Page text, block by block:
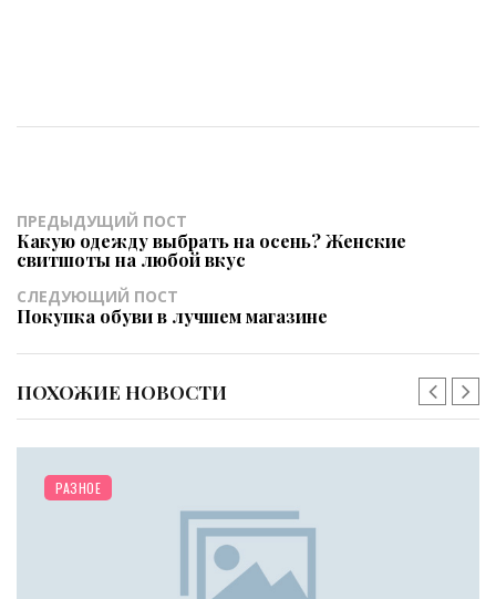
ПРЕДЫДУЩИЙ ПОСТ
Какую одежду выбрать на осень? Женские
свитшоты на любой вкус
СЛЕДУЮЩИЙ ПОСТ
Покупка обуви в лучшем магазине
ПОХОЖИЕ НОВОСТИ
РАЗНОЕ